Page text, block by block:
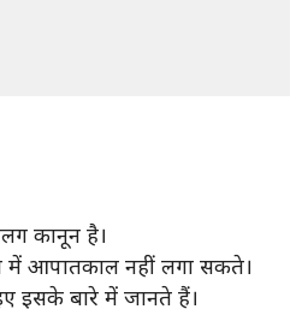
कानून है।
में आपातकाल नहीं लगा सकते।
इसके बारे में जानते हैं।